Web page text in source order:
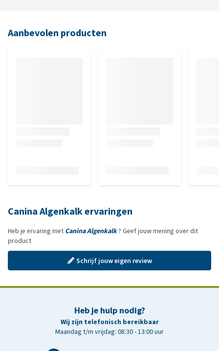
Aanbevolen producten
Canina Algenkalk ervaringen
Heb je ervaring met Canina Algenkalk? Geef jouw mening over dit
product
Schrijf jouw eigen review
Heb je hulp nodig?
Wij zijn telefonisch bereikbaar
Maandag t/m vrijdag: 08:30 - 13:00 uur